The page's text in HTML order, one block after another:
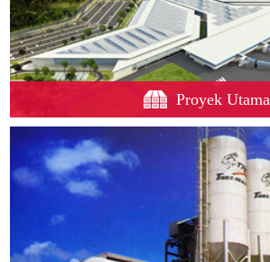
Proyek Utama